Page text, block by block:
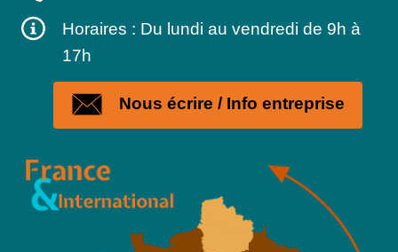
Horaires : Du lundi au vendredi de 9h à
17h
Nous écrire / Info entreprise